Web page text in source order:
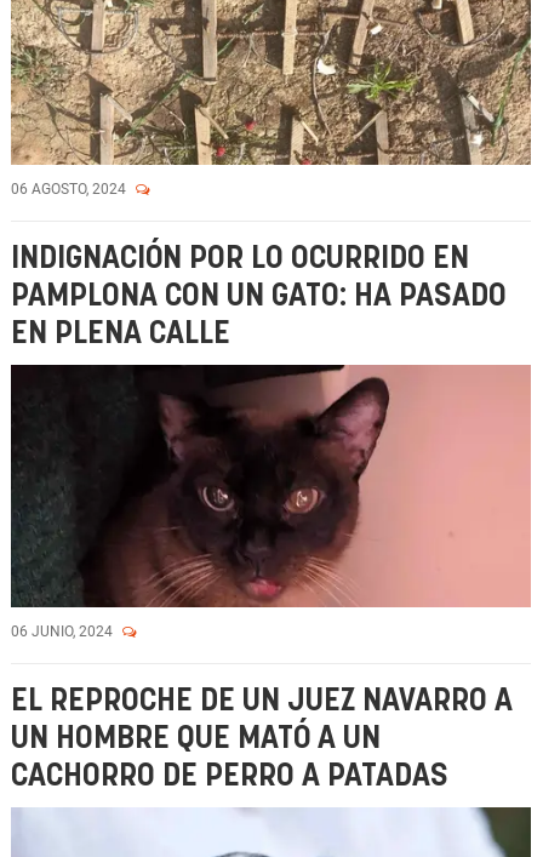
06 AGOSTO, 2024
INDIGNACIÓN POR LO OCURRIDO EN
PAMPLONA CON UN GATO: HA PASADO
EN PLENA CALLE
06 JUNIO, 2024
EL REPROCHE DE UN JUEZ NAVARRO A
UN HOMBRE QUE MATÓ A UN
CACHORRO DE PERRO A PATADAS